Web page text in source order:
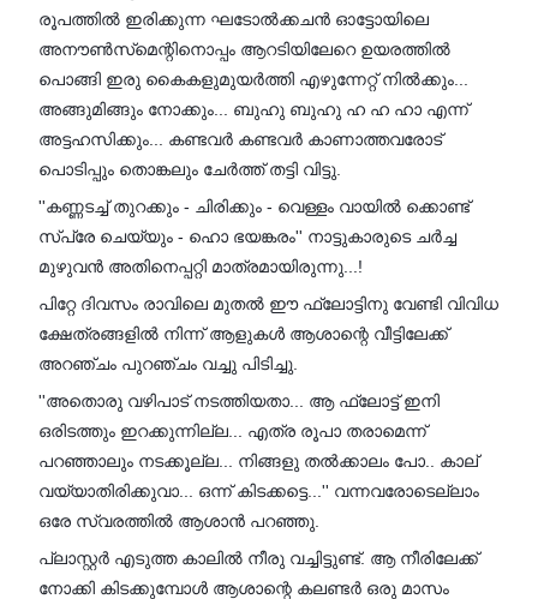
രൂപത്തിൽ ഇരിക്കുന്ന ഘടോൽക്കചൻ ഓട്ടോയിലെ
അനൗൺസ്‌മെന്റിനൊപ്പം ആറടിയിലേറെ ഉയരത്തിൽ
പൊങ്ങി ഇരു കൈകളുമുയർത്തി എഴുന്നേറ്റ് നിൽക്കും...
അങ്ങുമിങ്ങും നോക്കും... ബുഹു ബുഹു ഹ ഹ ഹാ എന്ന്
അട്ടഹസിക്കും... കണ്ടവർ കണ്ടവർ കാണാത്തവരോട്
പൊടിപ്പും തൊങ്കലും ചേർത്ത് തട്ടി വിട്ടു.
''കണ്ണടച്ച് തുറക്കും - ചിരിക്കും - വെള്ളം വായിൽ ക്കൊണ്ട്
സ്പ്രേ ചെയ്യും - ഹൊ ഭയങ്കരം'' നാട്ടുകാരുടെ ചർച്ച
മുഴുവൻ അതിനെപ്പറ്റി മാത്രമായിരുന്നു...!
പിറ്റേ ദിവസം രാവിലെ മുതൽ ഈ ഫ്ലോട്ടിനു വേണ്ടി വിവിധ
ക്ഷേത്രങ്ങളിൽ നിന്ന് ആളുകൾ ആശാന്റെ വീട്ടിലേക്ക്
അറഞ്ചം പുറഞ്ചം വച്ചു പിടിച്ചു.
''അതൊരു വഴിപാട് നടത്തിയതാ... ആ ഫ്ലോട്ട് ഇനി
ഒരിടത്തും ഇറക്കുന്നില്ല... എത്ര രൂപാ തരാമെന്ന്
പറഞ്ഞാലും നടക്കൂല്ല... നിങ്ങളു തൽക്കാലം പോ.. കാല്
വയ്യാതിരിക്കുവാ... ഒന്ന് കിടക്കട്ടെ...'' വന്നവരോടെല്ലാം
ഒരേ സ്വരത്തിൽ ആശാൻ പറഞ്ഞു.
പ്ലാസ്റ്റർ എടുത്ത കാലിൽ നീരു വച്ചിട്ടുണ്ട്‌. ആ നീരിലേക്ക്
നോക്കി കിടക്കുമ്പോൾ ആശാന്റെ കലണ്ടർ ഒരു മാസം